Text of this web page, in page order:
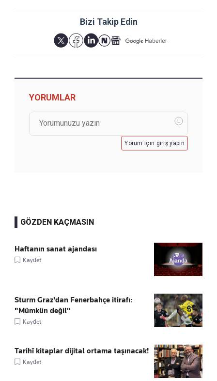
Bizi Takip Edin
YORUMLAR
Yorum için giriş yapın
GÖZDEN KAÇMASIN
Haftanın sanat ajandası
Kaydet
Sturm Graz'dan Fenerbahçe itirafı:
"Mümkün değil"
Kaydet
Tarihî kitaplar dijital ortama taşınacak!
Kaydet